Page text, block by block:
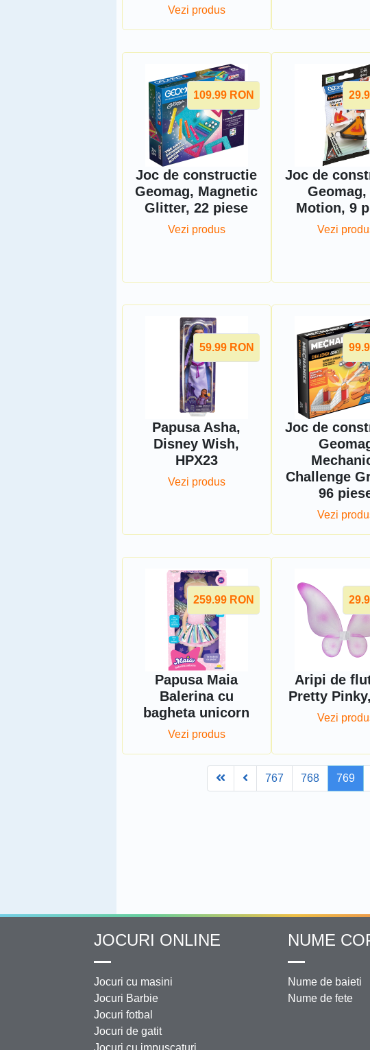
Vezi produs
109.99 RON
Joc de constructie
Geomag, Magnetic
Glitter, 22 piese
Vezi produs
Joc de
Geomag,
Motion, 9
Vezi
59.99 RON
Papusa Asha,
Disney Wish,
HPX23
Vezi produs
Joc de
Challenge
96
Vezi
259.99 RON
Papusa Maia
Balerina cu
bagheta unicorn
Vezi produs
Aripi de
Pretty
Vezi
FirstPrev767 768 769
JOCURI ONLINE
Jocuri cu masini
Jocuri Barbie
Jocuri fotbal
Jocuri de gatit
Jocuri cu impuscaturi
NUME
Nume de baieti
Nume de fete